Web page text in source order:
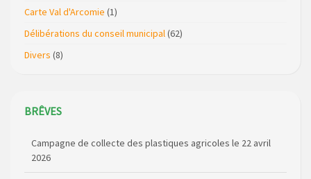
Carte Val d'Arcomie (1)
Délibérations du conseil municipal(62)
Divers (8)
BRÊVES
Campagne de collecte des plastiques agricoles le 22 avril
2026